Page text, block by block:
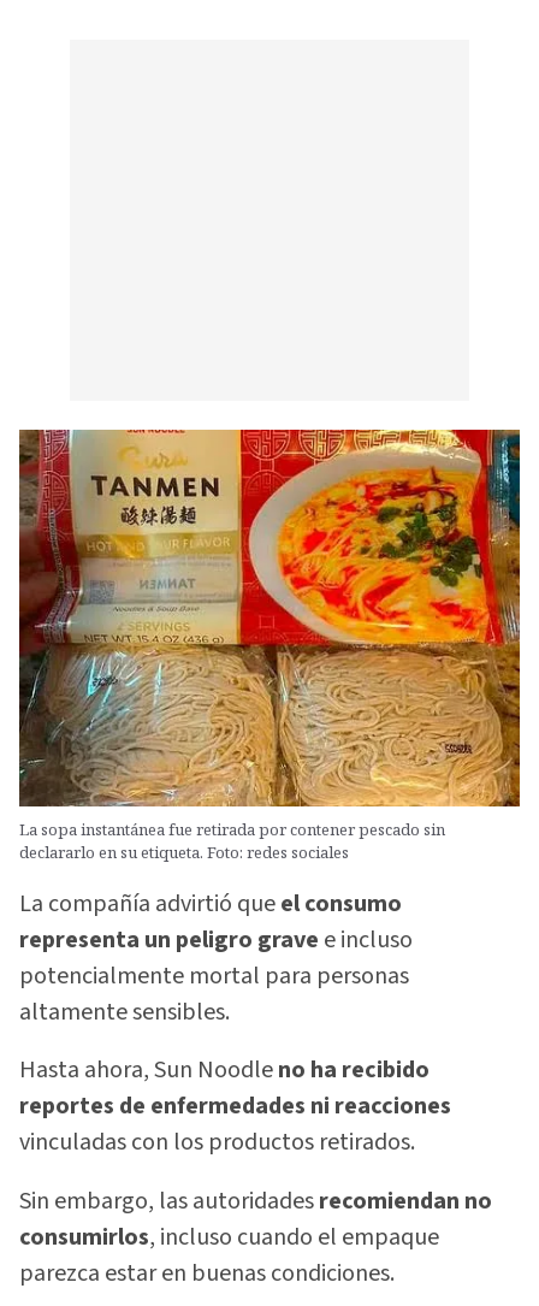
La sopa instantánea fue retirada por contener pescado sin
declararlo en su etiqueta. Foto: redes sociales
La compañía advirtió queel consumo
representa un peligro grave e incluso
potencialmente mortal para personas
altamente sensibles.
Hasta ahora, Sun Noodleno ha recibido
reportes de enfermedades ni reacciones
vinculadas con los productos retirados.
Sin embargo, las autoridadesrecomiendan no
consumirlos, incluso cuando el empaque
parezca estar en buenas condiciones.